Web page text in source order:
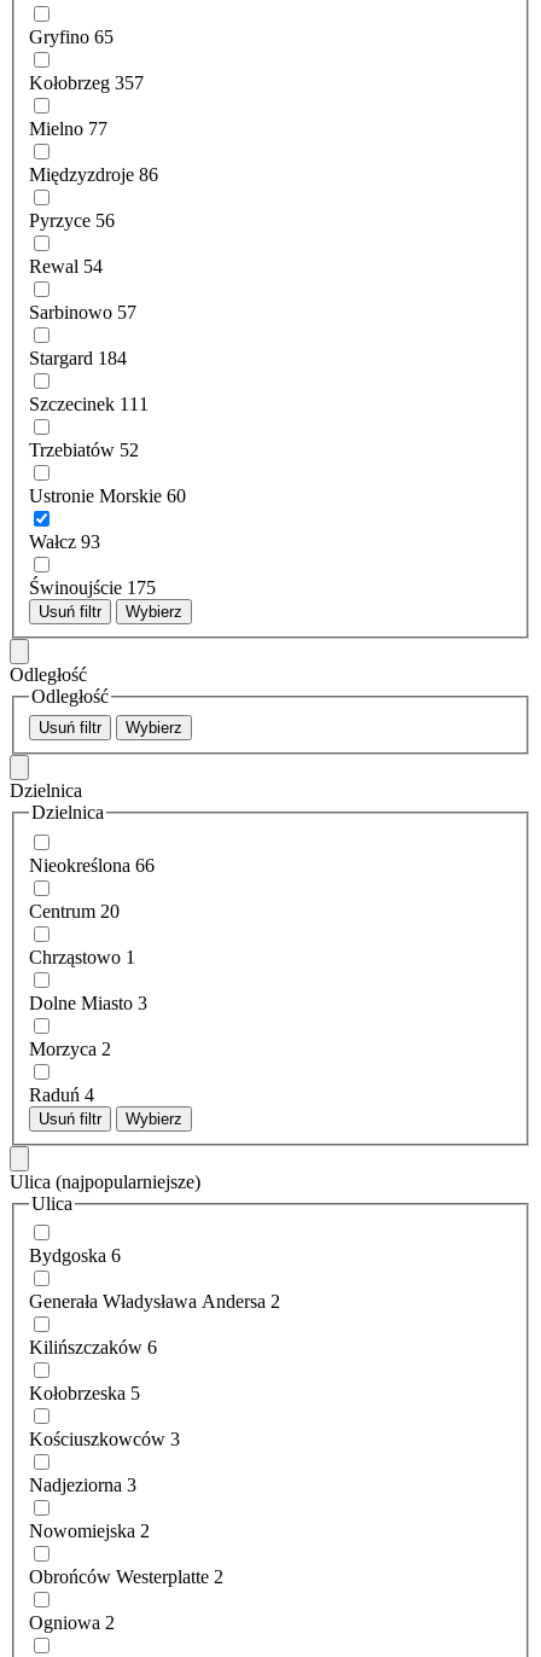
Gryfino 65
Kołobrzeg 357
Mielno 77
Międzyzdroje 86
Pyrzyce 56
Rewal 54
Sarbinowo 57
Stargard 184
Szczecinek 111
Trzebiatów 52
Ustronie Morskie 60
Wałcz 93
Świnoujście 175
Usuń filtr Wybierz
Odległość
Odległość
Usuń filtr Wybierz
Dzielnica
Dzielnica
Nieokreślona 66
Centrum 20
Chrząstowo 1
Dolne Miasto 3
Morzyca 2
Raduń 4
Usuń filtr Wybierz
Ulica (najpopularniejsze)
Ulica
Bydgoska 6
Generała Władysława Andersa 2
Kilińszczaków 6
Kołobrzeska 5
Kościuszkowców 3
Nadjeziorna 3
Nowomiejska 2
Obrońców Westerplatte 2
Ogniowa 2